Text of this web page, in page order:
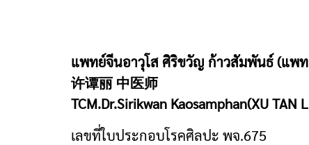
แพทย์จีนอาวุโส ศิริขวัญ ก้าวสัมพันธ์ (แพ
许谭丽 中医师
TCM.Dr.Sirikwan Kaosamphan(XU TAN
เลขที่ใบประกอบโรคศิลปะ พจ.675